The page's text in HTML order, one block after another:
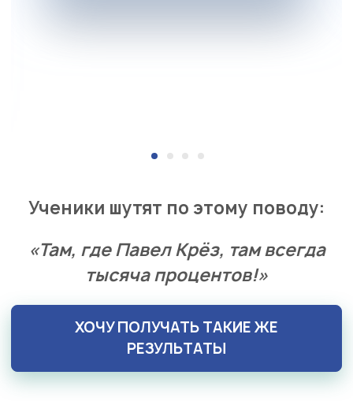
Ученики шутят по этому поводу:
«Там, где Павел Крёз, там всегда
тысяча процентов!»
ХОЧУ ПОЛУЧАТЬ ТАКИЕ ЖЕ
РЕЗУЛЬТАТЫ